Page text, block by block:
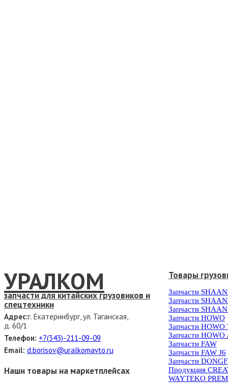
УРАЛКОМ
запчасти для китайских грузовиков и
спецтехники
Адрес:г. Екатеринбург, ул. Таганская,
д. 60/1
Телефон: +7(343)-211-09-09
Email: d.borisov@uralkomavto.ru
Наши товары на маркетплейсах
Товары
Запчасти
Запчасти
Запчасти
Запчасти HOWO
Запчасти HOWO
Запчасти HOWO
Запчасти FAW
Запчасти FAW J6
Запчасти
Продукция
WAYTEKO